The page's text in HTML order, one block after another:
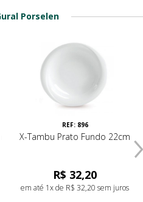
Porselen
REF: 896
X-Tambu Prato Fundo 22cm
R$ 32,20
em até 1x de R$ 32,20 sem juros